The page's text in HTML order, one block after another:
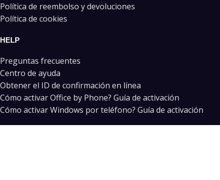
Política de reembolso y devoluciones
Política de cookies
HELP
Preguntas frecuentes
Centro de ayuda
Obtener el ID de confirmación en línea
Cómo activar Office by Phone? Guía de activación
Cómo activar Windows por teléfono? Guía de activación